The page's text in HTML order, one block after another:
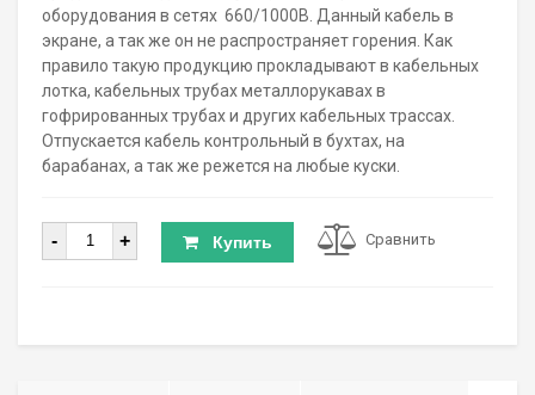
оборудования в сетях 660/1000В. Данный кабель в
экране, а так же он не распространяет горения. Как
правило такую продукцию прокладывают в кабельных
лотка, кабельных трубах металлорукавах в
гофрированных трубах и других кабельных трассах.
Отпускается кабель контрольный в бухтах, на
барабанах, а так же режется на любые куски.
Количество
- + Купить Сравнить